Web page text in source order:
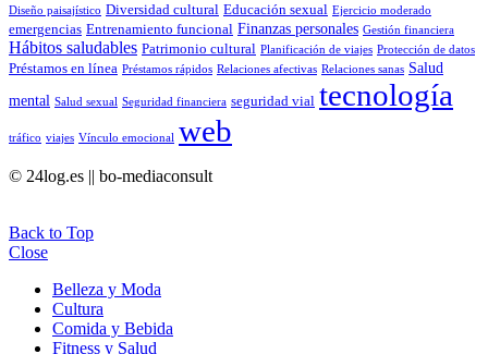
Diseño paisajístico Diversidad cultural Educación sexual Ejercicio moderado
emergencias Entrenamiento funcional Finanzas personales Gestión financiera
Hábitos saludables Patrimonio cultural Planificación de viajes Protección de datos
Préstamos en línea Préstamos rápidos Relaciones afectivas Relaciones sanas Salud
mental Salud sexual Seguridad financiera seguridad vial tecnología
tráfico viajes Vínculo emocional web
© 24log.es || bo-mediaconsult
Back to Top
Close
Belleza y Moda
Cultura
Comida y Bebida
Fitness y Salud